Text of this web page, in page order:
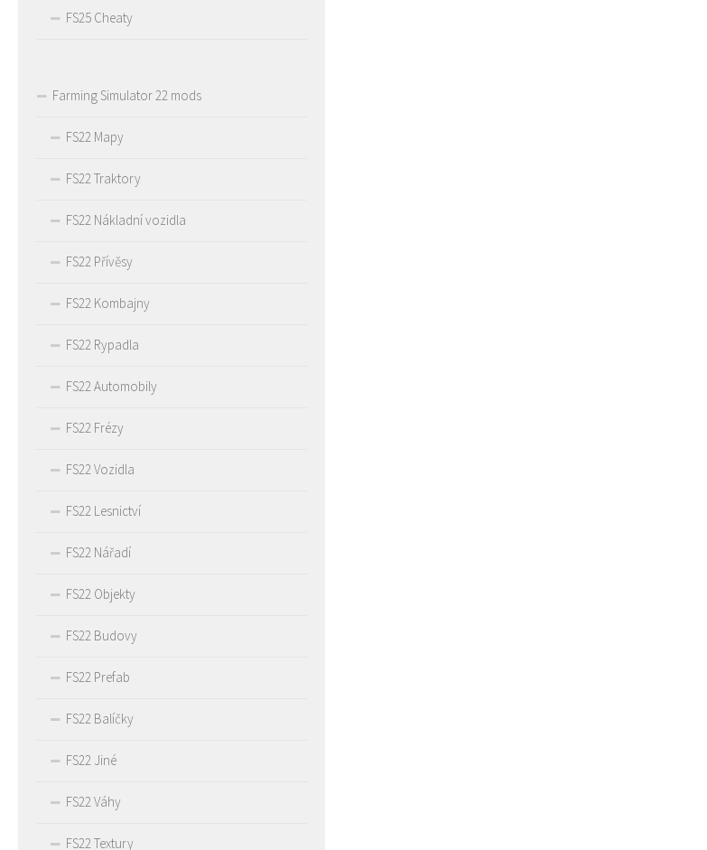
FS25 Cheaty
Farming Simulator 22 mods
FS22 Mapy
FS22 Traktory
FS22 Nákladní vozidla
FS22 Přívěsy
FS22 Kombajny
FS22 Rypadla
FS22 Automobily
FS22 Frézy
FS22 Vozidla
FS22 Lesnictví
FS22 Nářadí
FS22 Objekty
FS22 Budovy
FS22 Prefab
FS22 Balíčky
FS22 Jiné
FS22 Váhy
FS22 Textury